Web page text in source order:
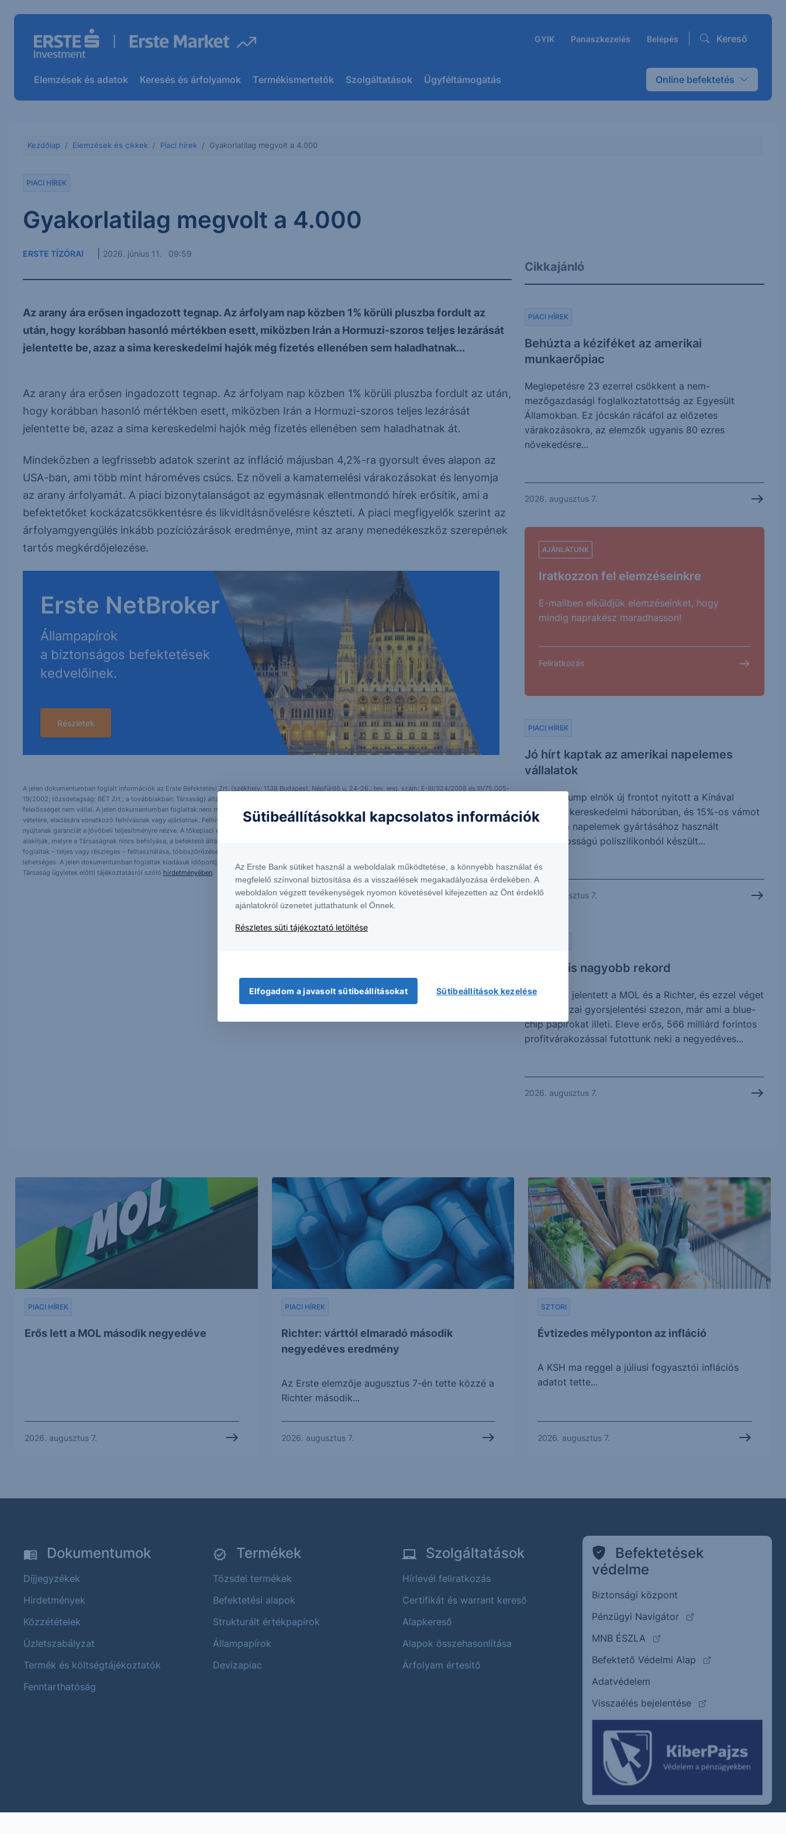
GYIK Panaszkezelés Belépés Kereső
Elemzések és adatok Keresés és árfolyamok Termékismertetők Szolgáltatások Ügyféltámogatás Online befektetés
Kezdőlap Elemzések és cikkek Piaci hírek Gyakorlatilag megvolt a 4.000
PIACI HÍREK
Gyakorlatilag megvolt a 4.000
ERSTE TÍZÓRAI 2026. június 11. 09:59
Az arany ára erősen ingadozott tegnap. Az árfolyam nap közben 1% körüli pluszba fordult az
után, hogy korábban hasonló mértékben esett, miközben Irán a Hormuzi-szoros teljes lezárását
jelentette be, azaz a sima kereskedelmi hajók még fizetés ellenében sem haladhatnak...
Az arany ára erősen ingadozott tegnap. Az árfolyam nap közben 1% körüli pluszba fordult az után,
hogy korábban hasonló mértékben esett, miközben Irán a Hormuzi-szoros teljes lezárását
jelentette be, azaz a sima kereskedelmi hajók még fizetés ellenében sem haladhatnak át.
Mindeközben a legfrissebb adatok szerint az infláció májusban 4,2%-ra gyorsult éves alapon az
USA-ban, ami több mint hároméves csúcs. Ez növeli a kamatemelési várakozásokat és lenyomja
az arany árfolyamát. A piaci bizonytalanságot az egymásnak ellentmondó hírek erősítik, ami a
befektetőket kockázatcsökkentésre és likviditásnövelésre készteti. A piaci megfigyelők szerint az
árfolyamgyengülés inkább pozíciózárások eredménye, mint az arany menedékeszköz szerepének
tartós megkérdőjelezése.
Erste NetBroker
Állampapírok
a biztonságos befektetések
kedvelőinek.
Részletek
A jelen dokumentumban foglalt információk az Erste Befektetési Zrt. (székhely: 1138 Budapest, Népfürdő u. 24-26.; tev. eng. szám: E-III/324/2008 és III/75.005-
19/2002; tőzsdetagság: BÉT Zrt.; a továbbiakban: Társaság) által hitelesnek tartott forrásokon alapulnak, de azokért a Társaság szavatosságot vagy
felelősséget nem vállal. A jelen dokumentumban foglaltak nem minősíthetők befektetésre való ösztönzésnek, befektetési tanácsadásnak, értékpapír jegyzésére,
vételére, eladására vonatkozó felhívásnak vagy ajánlatnak. Felhívjuk szíves figyelmét arra, hogy a múltbeli teljesítmények, illetve jövőbeli becslések nem
nyújtanak garanciát a jövőbeli teljesítményre nézve. A tőkepiaci és makrogazdasági helyzetet, a befektetések és azok hozamai alakulását olyan tényezők
alakítják, melyre a Társaságnak nincs befolyása, a befektető által hozott döntés következményei a Társaságra nem háríthatók át. A jelen dokumentumban
foglaltak – teljes vagy részleges – felhasználása, többszörözése, publikálása, átdolgozása, terjesztése kizárólag a Társaság előzetes írásos engedélyével
lehetséges. A jelen dokumentumban foglaltak kiadásuk időpontjában érvényesek. További részletek:
Erste Market Dokumentumok – Erste Market oldalon, illetve a
Társaság ügyletek előtti tájékoztatásról szóló hirdetményében.
Cikkajánló
Behúzta a kéziféket az amerikai
munkaerőpiac
PIACI HÍREK
Meglepetésre 23 ezerrel csökkent a nem-
mezőgazdasági foglalkoztatottság az Egyesült
Államokban. Ez jócskán rácáfol az előzetes
várakozásokra, az elemzők ugyanis 80 ezres
növekedésre...
2026. augusztus 7.
AJÁNLATUNK
Iratkozzon fel elemzéseinkre
E-mailben elküldjük elemzéseinket, hogy
mindig naprakész maradhasson!
Feliratkozás
Jó hírt kaptak az amerikai napelemes
vállalatok
PIACI HÍREK
Donald Trump elnök új frontot nyitott a Kínával
folytatott kereskedelmi háborúban, és 15%-os vámot
vetett ki a napelemek gyártásához használt
kulcsfontosságú poliszilikonból készült...
2026. augusztus 7.
Vártnál is nagyobb rekord
Ma reggel jelentett a MOL és a Richter, és ezzel véget
is ért a hazai gyorsjelentési szezon, már ami a blue-
chip papírokat illeti. Eleve erős, 566 milliárd forintos
profitvárakozással futottunk neki a negyedéves...
2026. augusztus 7.
Erős lett a MOL második negyedéve
PIACI HÍREK
2026. augusztus 7.
Richter: várttól elmaradó második
negyedéves eredmény
PIACI HÍREK
Az Erste elemzője augusztus 7-én tette közzé a
Richter második...
2026. augusztus 7.
Évtizedes mélyponton az infláció
SZTORI
A KSH ma reggel a júliusi fogyasztói inflációs
adatot tette...
2026. augusztus 7.
Dokumentumok
Díjjegyzékek
Hirdetmények
Közzétételek
Üzletszabályzat
Termék és költségtájékoztatók
Fenntarthatóság
Termékek
Tőzsdei termékek
Befektetési alapok
Strukturált értékpapírok
Állampapírok
Devizapiac
Szolgáltatások
Hírlevél feliratkozás
Certifikát és warrant kereső
Alapkereső
Alapok összehasonlítása
Árfolyam értesítő
Befektetések
védelme
Biztonsági központ
Pénzügyi Navigátor
(külső oldalra ugrik)
MNB ÉSZLA
(külső oldalra ugrik)
Befektető Védelmi Alap
(külső oldalra
Adatvédelem
Visszaélés bejelentése
(külső oldalra ugrik)
Sütibeállításokkal kapcsolatos információk
Az Erste Bank sütiket használ a weboldalak működtetése, a könnyebb használat és
megfelelő színvonal biztosítása és a visszaélések megakadályozása érdekében. A
weboldalon végzett tevékenységek nyomon követésével kifejezetten az Önt érdeklő
ajánlatokról üzenetet juttathatunk el Önnek.
Részletes süti tájékoztató letöltése
Elfogadom a javasolt sütibeállításokat Sütibeállítások kezelése